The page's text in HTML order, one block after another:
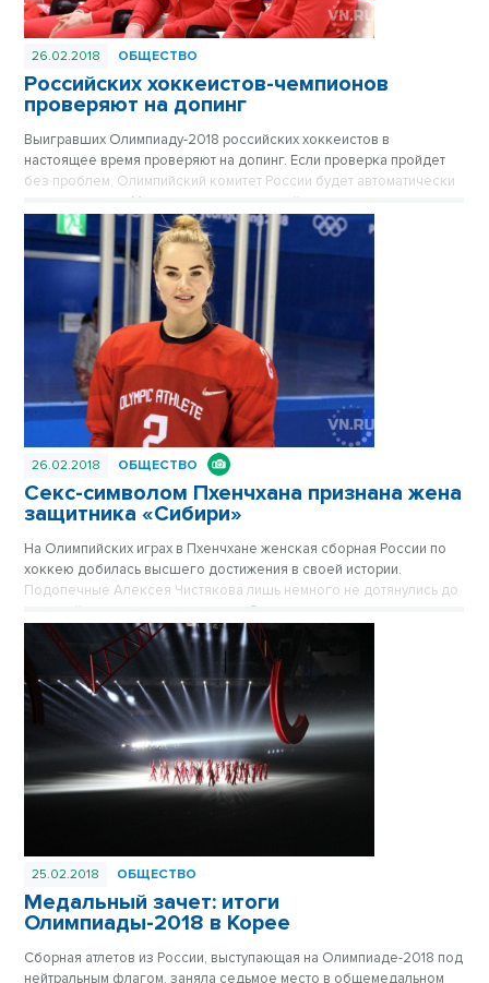
26.02.2018 ОБЩЕСТВО
Российских хоккеистов-чемпионов
проверяют на допинг
Выигравших Олимпиаду-2018 российских хоккеистов в
настоящее время проверяют на допинг. Если проверка пройдет
без проблем, Олимпийский комитет России будет автоматически
восстановлен в Международном олимпийском комитете, заявил
член МОК Шамиль Тарпищев.
26.02.2018 ОБЩЕСТВО
Секс-символом Пхенчхана признана жена
защитника «Сибири»
На Олимпийских играх в Пхенчхане женская сборная России по
хоккею добилась высшего достижения в своей истории.
Подопечные Алексея Чистякова лишь немного не дотянулись до
медалей, заняв четвертое место. Одним из самых ярких игроков
турнира стала Ангелина Гончаренко, супруга защитника «Сибири»
Андрея Ермакова. По внешности – уж точно. Наши болельщики
присвоили своей обаятельной соотечественнице негласное
звание хоккейной королевы красоты.
25.02.2018 ОБЩЕСТВО
Медальный зачет: итоги
Олимпиады-2018 в Корее
Сборная атлетов из России, выступающая на Олимпиаде-2018 под
нейтральным флагом, заняла седьмое место в общемедальном